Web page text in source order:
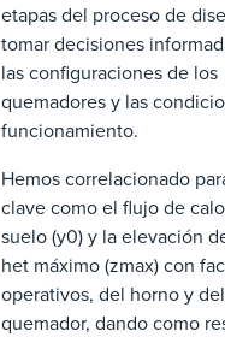
etapas del proceso de
tomar decisiones
las configuraciones de los
quemadores y las
funcionamiento.
Hemos correlacionado
clave como el flujo de
suelo (y0) y la elevación
het máximo (zmax) con
operativos, del horno y del
quemador, dando como